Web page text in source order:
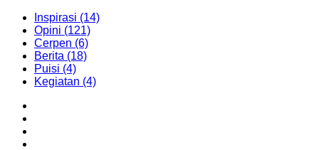
Inspirasi (14)
Opini (121)
Cerpen (6)
Berita (18)
Puisi (4)
Kegiatan (4)